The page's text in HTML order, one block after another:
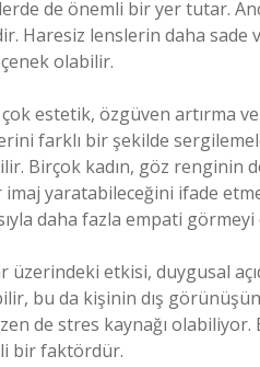
de önemli bir yer tutar.
Haresiz lenslerin daha sade
olabilir.
çok estetik, özgüven artırma
farklı bir şekilde
Birçok kadın, göz
yaratabileceğini ifade
daha fazla empati
üzerindeki etkisi, duygusal
bu da kişinin dış
de stres kaynağı
bir faktördür.